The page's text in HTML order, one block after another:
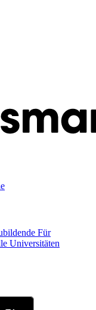
Für
Universitäten